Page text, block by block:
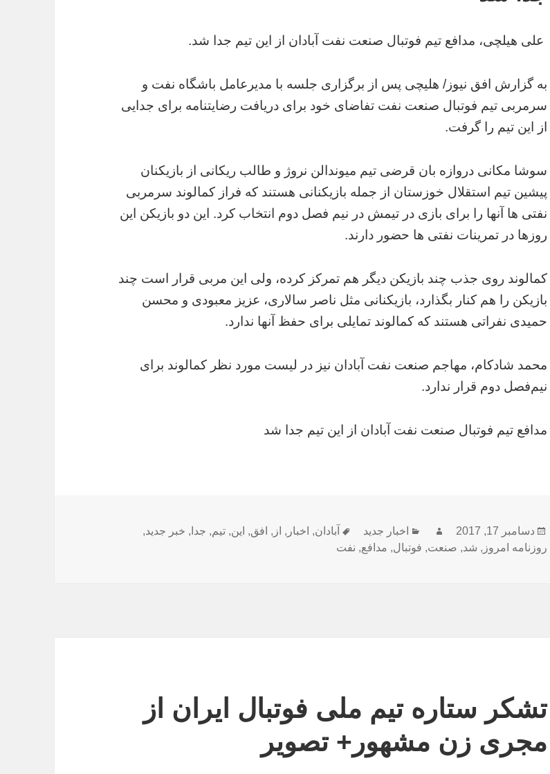
علی هیلچی، مدافع تیم فوتبال صنعت نفت آبادان از این تیم جدا شد.
به گزارش افق نیوز/ هلیچی پس از برگزاری جلسه با مدیرعامل باشگاه نفت و
سرمربی تیم فوتبال صنعت نفت تفاضای خود برای دریافت رضایتنامه برای جدایی
از این تیم را گرفت.
سوشا مکانی دروازه بان قرضی تیم میوندالن نروژ و طالب ریکانی از بازیکنان
پیشین تیم استقلال خوزستان از جمله بازیکنانی هستند که فراز کمالوند سرمربی
نفتی ها آنها را برای بازی در تیمش در نیم فصل دوم انتخاب کرد. این دو بازیکن این
روزها در تمرینات نفتی ها حضور دارند.
کمالوند روی جذب چند بازیکن دیگر هم تمرکز کرده، ولی این مربی قرار است چند
بازیکن را هم کنار بگذارد، بازیکنانی مثل ناصر سالاری، عزیز معبودی و محسن
حمیدی نفراتی هستند که کمالوند تمایلی برای حفظ آنها ندارد.
محمد شادکام، مهاجم صنعت نفت آبادان نیز در لیست مورد نظر کمالوند برای
نیم‌فصل دوم قرار ندارد.
مدافع تیم فوتبال صنعت نفت آبادان از این تیم جدا شد
ارسال
شده
دسامبر 17, 2017 نویسندهدسته‌ها
اخبار جدید برچسب‌ها
آبادان, اخبار , از , افق, این,تیم, جدا , خبر جدید,
روزنامه امروز , شد, صنعت, فوتبال, مدافع, نفت
تشکر ستاره تیم ملی فوتبال ایران از
مجری زن مشهور+ تصویر